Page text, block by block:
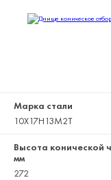
Марка стали
10Х17Н13М2Т
Высота конической
мм
272